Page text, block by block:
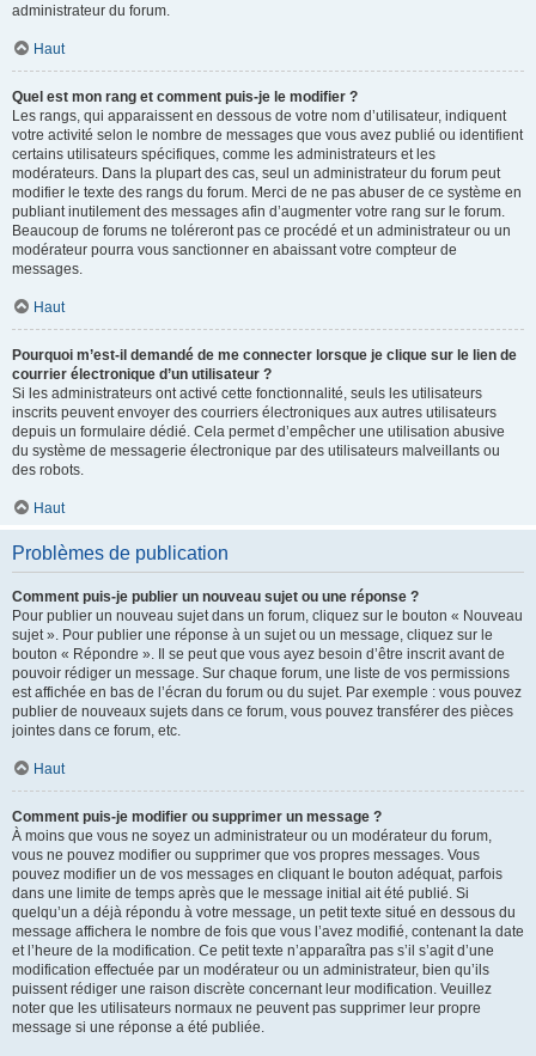
administrateur du forum.
Haut
Quel est mon rang et comment puis-je le modifier ?
Les rangs, qui apparaissent en dessous de votre nom d’utilisateur, indiquent
votre activité selon le nombre de messages que vous avez publié ou identifient
certains utilisateurs spécifiques, comme les administrateurs et les
modérateurs. Dans la plupart des cas, seul un administrateur du forum peut
modifier le texte des rangs du forum. Merci de ne pas abuser de ce système en
publiant inutilement des messages afin d’augmenter votre rang sur le forum.
Beaucoup de forums ne toléreront pas ce procédé et un administrateur ou un
modérateur pourra vous sanctionner en abaissant votre compteur de
messages.
Haut
Pourquoi m’est-il demandé de me connecter lorsque je clique sur le lien de
courrier électronique d’un utilisateur ?
Si les administrateurs ont activé cette fonctionnalité, seuls les utilisateurs
inscrits peuvent envoyer des courriers électroniques aux autres utilisateurs
depuis un formulaire dédié. Cela permet d’empêcher une utilisation abusive
du système de messagerie électronique par des utilisateurs malveillants ou
des robots.
Haut
Problèmes de publication
Comment puis-je publier un nouveau sujet ou une réponse ?
Pour publier un nouveau sujet dans un forum, cliquez sur le bouton « Nouveau
sujet ». Pour publier une réponse à un sujet ou un message, cliquez sur le
bouton « Répondre ». Il se peut que vous ayez besoin d’être inscrit avant de
pouvoir rédiger un message. Sur chaque forum, une liste de vos permissions
est affichée en bas de l’écran du forum ou du sujet. Par exemple : vous pouvez
publier de nouveaux sujets dans ce forum, vous pouvez transférer des pièces
jointes dans ce forum, etc.
Haut
Comment puis-je modifier ou supprimer un message ?
À moins que vous ne soyez un administrateur ou un modérateur du forum,
vous ne pouvez modifier ou supprimer que vos propres messages. Vous
pouvez modifier un de vos messages en cliquant le bouton adéquat, parfois
dans une limite de temps après que le message initial ait été publié. Si
quelqu’un a déjà répondu à votre message, un petit texte situé en dessous du
message affichera le nombre de fois que vous l’avez modifié, contenant la date
et l’heure de la modification. Ce petit texte n’apparaîtra pas s’il s’agit d’une
modification effectuée par un modérateur ou un administrateur, bien qu’ils
puissent rédiger une raison discrète concernant leur modification. Veuillez
noter que les utilisateurs normaux ne peuvent pas supprimer leur propre
message si une réponse a été publiée.